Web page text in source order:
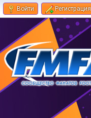
Войти Регистрация